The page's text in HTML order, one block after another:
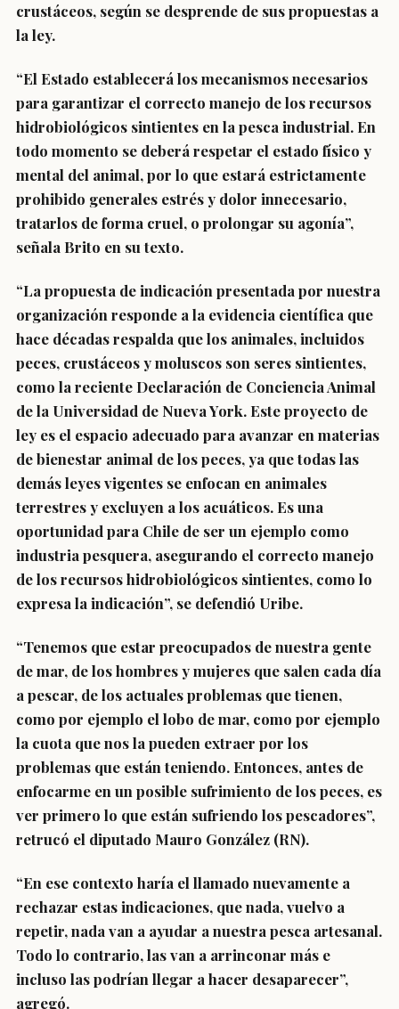
crustáceos, según se desprende de sus propuestas a
la ley.
“El Estado establecerá los mecanismos necesarios
para garantizar el correcto manejo de los recursos
hidrobiológicos sintientes en la pesca industrial. En
todo momento se deberá respetar el estado físico y
mental del animal, por lo que estará estrictamente
prohibido generales estrés y dolor innecesario,
tratarlos de forma cruel, o prolongar su agonía”,
señala Brito en su texto.
“La propuesta de indicación presentada por nuestra
organización responde a la evidencia científica que
hace décadas respalda que los animales, incluidos
peces, crustáceos y moluscos son seres sintientes,
como la reciente Declaración de Conciencia Animal
de la Universidad de Nueva York. Este proyecto de
ley es el espacio adecuado para avanzar en materias
de bienestar animal de los peces, ya que todas las
demás leyes vigentes se enfocan en animales
terrestres y excluyen a los acuáticos. Es una
oportunidad para Chile de ser un ejemplo como
industria pesquera, asegurando el correcto manejo
de los recursos hidrobiológicos sintientes, como lo
expresa la indicación”, se defendió Uribe.
“Tenemos que estar preocupados de nuestra gente
de mar, de los hombres y mujeres que salen cada día
a pescar, de los actuales problemas que tienen,
como por ejemplo el lobo de mar, como por ejemplo
la cuota que nos la pueden extraer por los
problemas que están teniendo. Entonces, antes de
enfocarme en un posible sufrimiento de los peces, es
ver primero lo que están sufriendo los pescadores”,
retrucó el diputado Mauro González (RN).
“En ese contexto haría el llamado nuevamente a
rechazar estas indicaciones, que nada, vuelvo a
repetir, nada van a ayudar a nuestra pesca artesanal.
Todo lo contrario, las van a arrinconar más e
incluso las podrían llegar a hacer desaparecer”,
agregó.